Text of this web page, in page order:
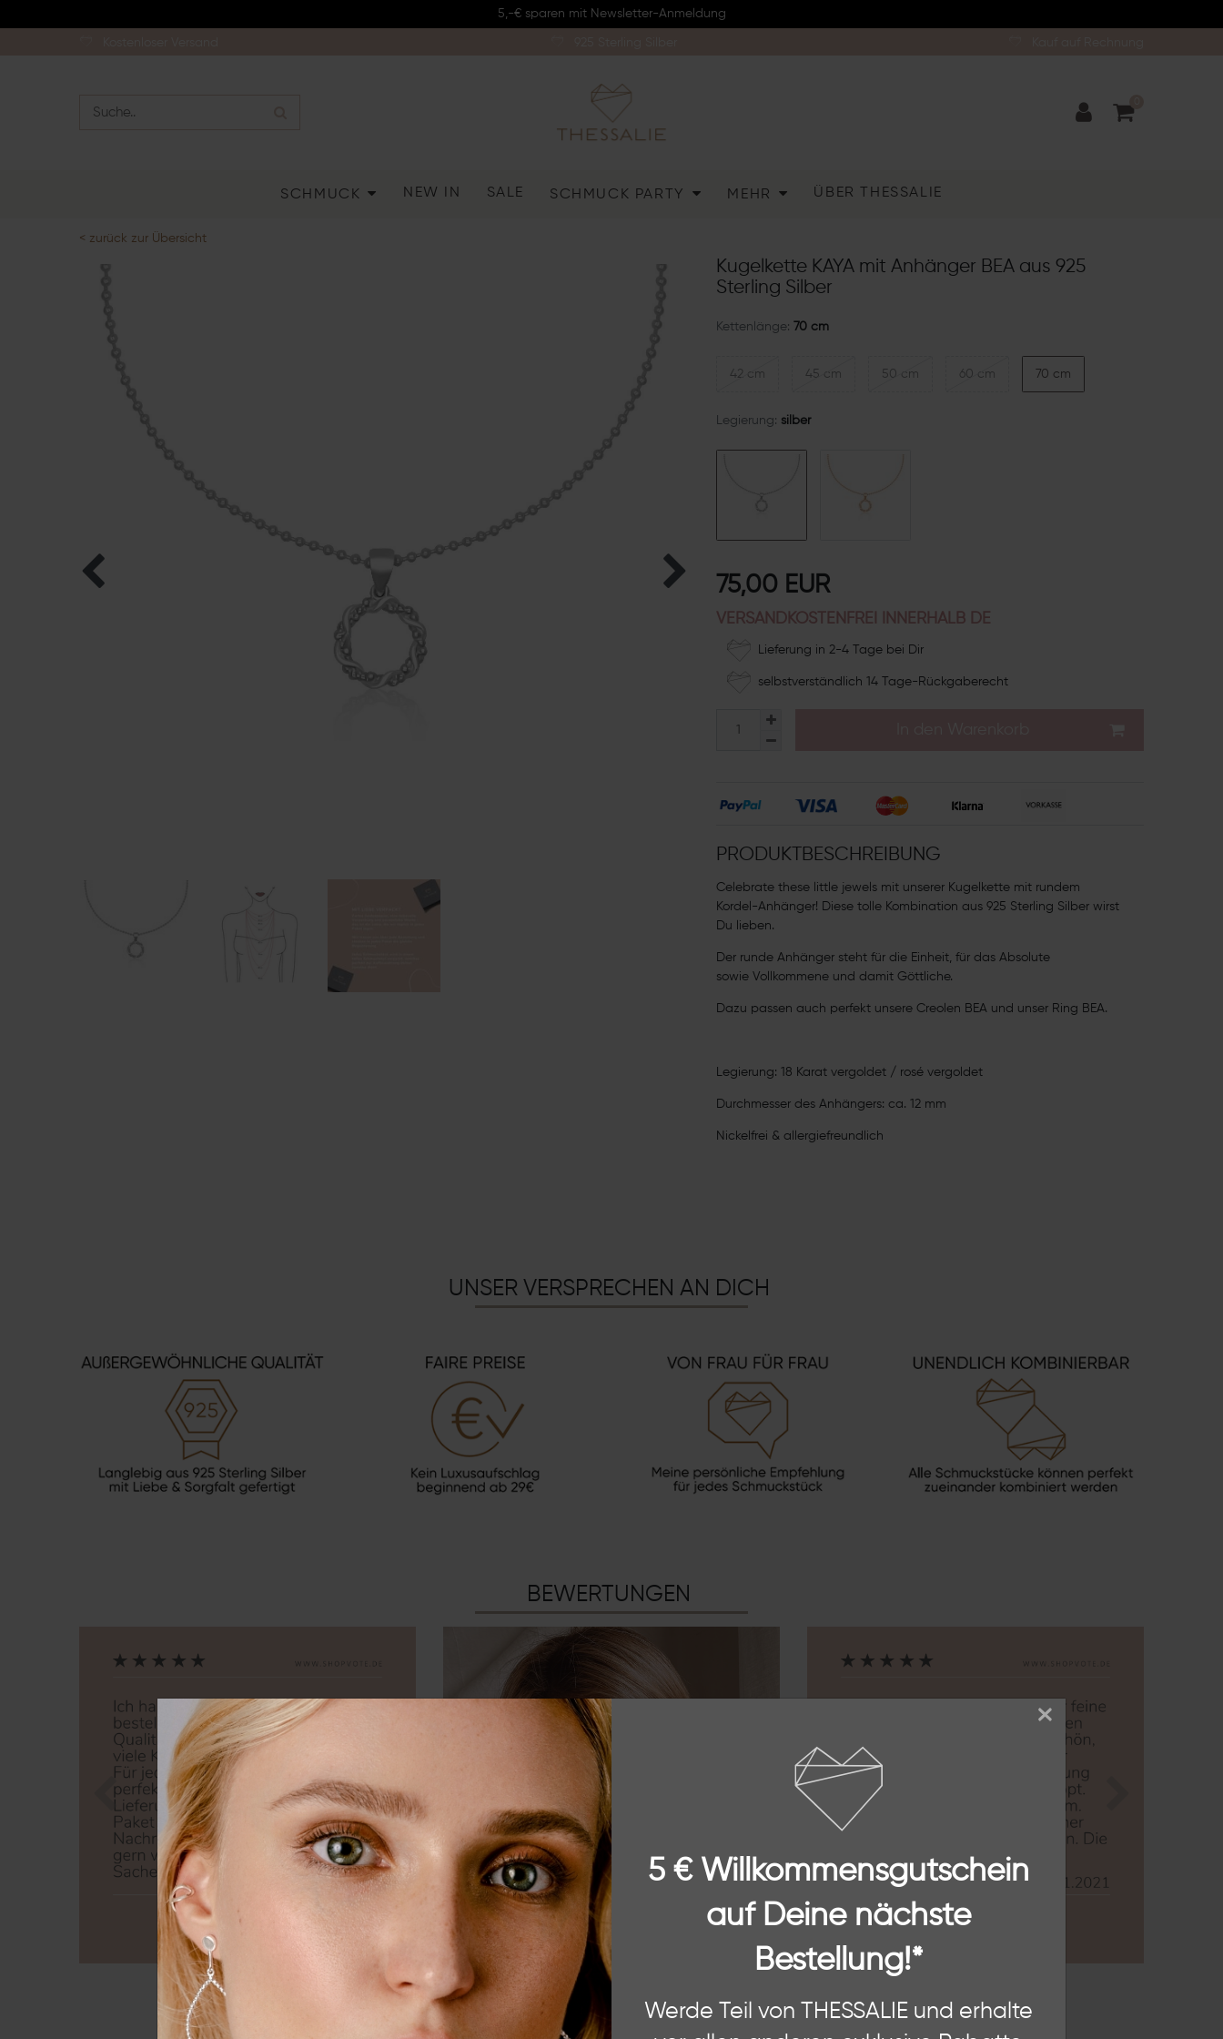
5,-€ sparen mit Newsletter-Anmeldung
SCHMUCK NEW IN SALE SCHMUCK PARTY MEHR ÜBER THESSALIE
< zurück zur Übersicht
Kugelkette KAYA mit Anhänger BEA aus 925
Sterling Silber
Kettenlänge: 70 cm
42 cm 45 cm 50 cm 60 cm 70 cm
Legierung: silber
75,00 EUR
VERSANDKOSTENFREI INNERHALB DE
Lieferung in 2-4 Tage bei Dir
selbstverständlich 14 Tage-Rückgaberecht
PRODUKTBESCHREIBUNG
Celebrate these little jewels mit unserer Kugelkette mit rundem
Kordel-Anhänger! Diese tolle Kombination aus 925 Sterling Silber wirst
Du lieben.
Der runde Anhänger steht für die Einheit, für das Absolute
sowie Vollkommene und damit Göttliche.
Dazu passen auch perfekt unsere Creolen BEA und unser Ring BEA.
Legierung: 18 Karat vergoldet / rosé vergoldet
Durchmesser des Anhängers: ca. 12 mm
Nickelfrei & allergiefreundlich
UNSER VERSPRECHEN AN DICH
BEWERTUNGEN
Zurück Nächste Zurück
ÜBER THESSALIE
Wir nutzen Cookies auf unserer Website. Einige von diesen sind essenziell, während andere uns helfen, diese Website und Ihre
Erfahrung zu verbessern. Weitere Informationen zu den von uns verwendeten Cookies und Deinen Rechten als Nutzer findest Du in
und unserem
5 € Willkommensgutschein
auf Deine nächste
Bestellung!*
Werde Teil von THESSALIE und erhalte
×